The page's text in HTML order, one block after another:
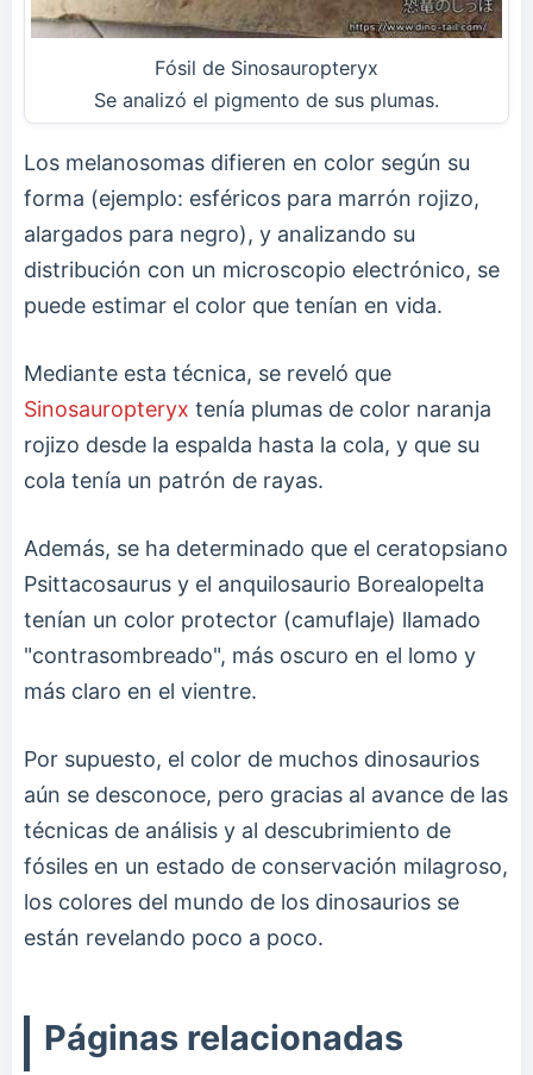
Fósil de Sinosauropteryx
Se analizó el pigmento de sus plumas.
Los melanosomas difieren en color según su
forma (ejemplo: esféricos para marrón rojizo,
alargados para negro), y analizando su
distribución con un microscopio electrónico, se
puede estimar el color que tenían en vida.
Mediante esta técnica, se reveló que
Sinosauropteryx tenía plumas de color naranja
rojizo desde la espalda hasta la cola, y que su
cola tenía un patrón de rayas.
Además, se ha determinado que el ceratopsiano
Psittacosaurus y el anquilosaurio Borealopelta
tenían un color protector (camuflaje) llamado
"contrasombreado", más oscuro en el lomo y
más claro en el vientre.
Por supuesto, el color de muchos dinosaurios
aún se desconoce, pero gracias al avance de las
técnicas de análisis y al descubrimiento de
fósiles en un estado de conservación milagroso,
los colores del mundo de los dinosaurios se
están revelando poco a poco.
Páginas relacionadas